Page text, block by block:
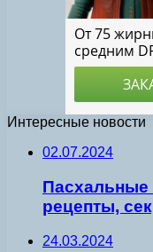
Интересные новости
02.07.2024
Пасхальные
рецепты,
24.03.2024